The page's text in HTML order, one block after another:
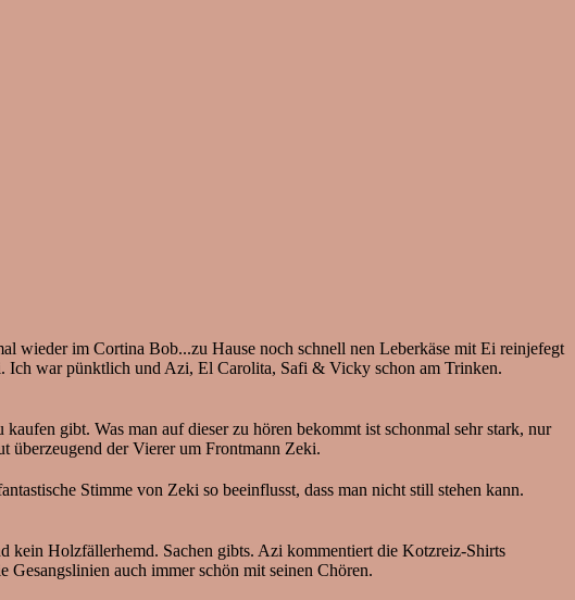
wieder im Cortina Bob...zu Hause noch schnell nen Leberkäse mit Ei reinjefegt
Ich war pünktlich und Azi, El Carolita, Safi & Vicky schon am Trinken.
kaufen gibt. Was man auf dieser zu hören bekommt ist schonmal sehr stark, nur
überzeugend der Vierer um Frontmann Zeki.
Stimme von Zeki so beeinflusst, dass man nicht still stehen kann.
kein Holzfällerhemd. Sachen gibts. Azi kommentiert die Kotzreiz-Shirts
auch immer schön mit seinen Chören.